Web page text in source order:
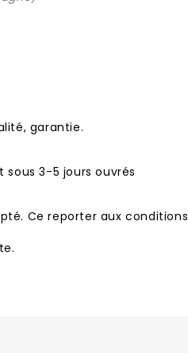
garantie.
sous 3-5 jours ouvrés
Ce reporter aux conditions